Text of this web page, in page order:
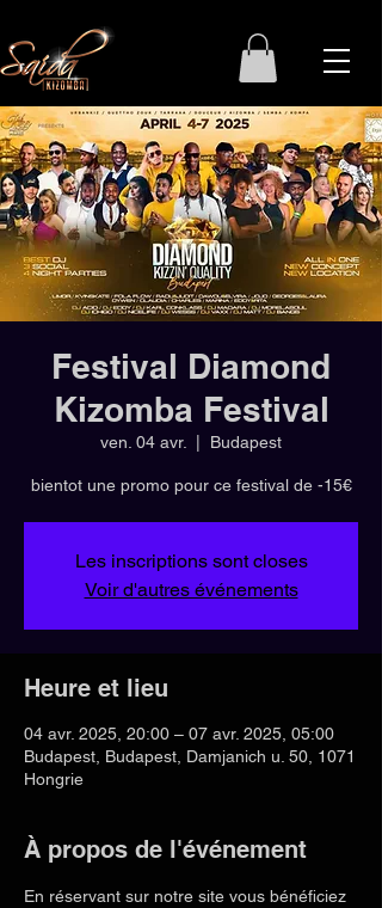
Festival Diamond
Kizomba Festival
ven. 04 avr. Budapest
bientot une promo pour ce festival de -15€
Les inscriptions sont closes
Voir d'autres événements
Heure et lieu
04 avr. 2025, 20:00 – 07 avr. 2025, 05:00
Budapest, Budapest, Damjanich u. 50, 1071
Hongrie
À propos de l'événement
En réservant sur notre site vous bénéficiez